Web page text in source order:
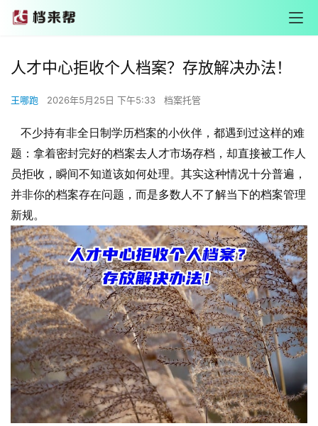
人才中心拒收个人档案？存放解决办法！
王哪跑 2026年5月25日 下午5:33 档案托管
不少持有非全日制学历档案的小伙伴，都遇到过这样的难
题：拿着密封完好的档案去人才市场存档，却直接被工作人
员拒收，瞬间不知道该如何处理。其实这种情况十分普遍，
并非你的档案存在问题，而是多数人不了解当下的档案管理
新规。